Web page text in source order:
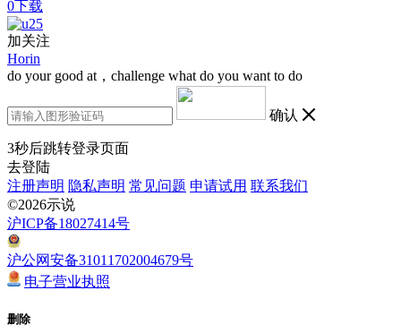
0下载
加关注
Horin
do your good at，challenge what do you want to do
确认
3秒后跳转登录页面
去登陆
注册声明 隐私声明 常见问题 申请试用 联系我们
©2026示说
沪ICP备18027414号
沪公网安备31011702004679号
电子营业执照
删除